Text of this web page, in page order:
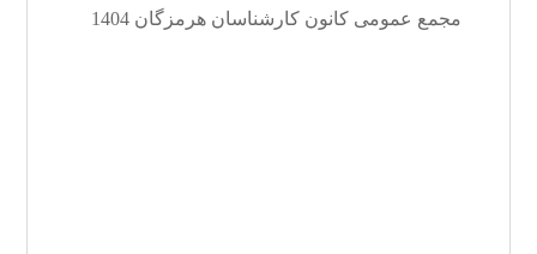
مجمع عمومی کانون کارشناسان هرمزگان 1404